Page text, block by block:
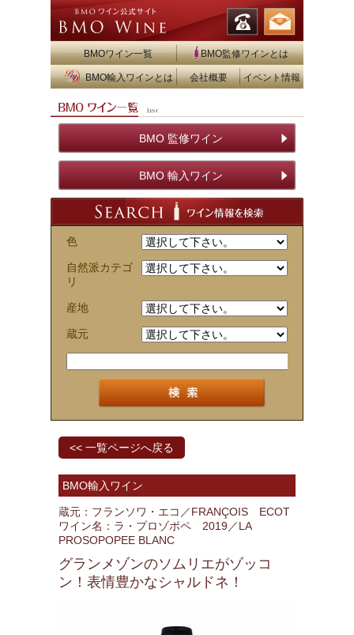
BMOワイン一覧 BMO監修ワインとは
BMO輸入ワインとは 会社概要 イベント情報
BMO 監修ワイン
BMO 輸入ワイン
色
自然派カテゴ
リ
産地
蔵元
<< 一覧ページへ戻る
BMO輸入ワイン
蔵元：フランソワ・エコ／FRANÇOIS ECOT
ワイン名：ラ・プロゾポペ 2019／LA
PROSOPOPEE BLANC
グランメゾンのソムリエがゾッコ
ン！表情豊かなシャルドネ！